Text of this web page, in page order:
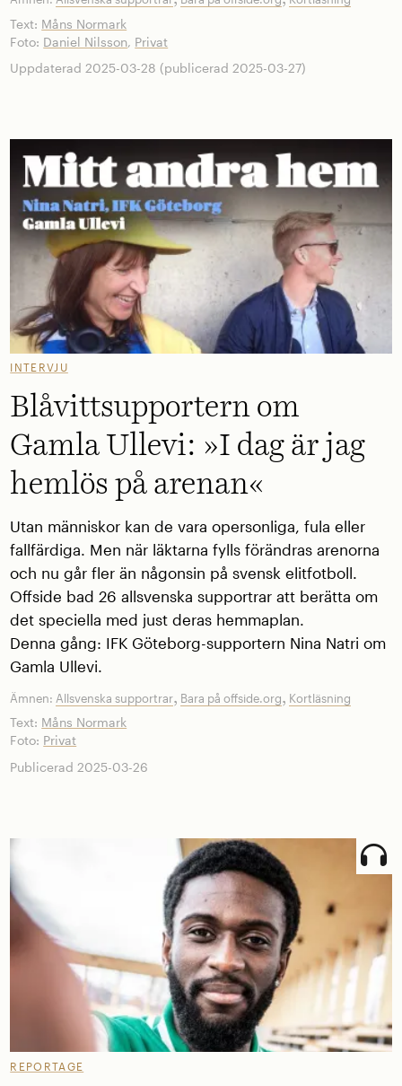
Text: Måns Normark
Foto: Daniel Nilsson, Privat
Uppdaterad 2025-03-28 (publicerad 2025-03-27)
INTERVJU
Blåvittsupportern om
Gamla Ullevi: »I dag är jag
hemlös på arenan«
Utan människor kan de vara opersonliga, fula eller
fallfärdiga. Men när läktarna fylls förändras arenorna
och nu går fler än någonsin på svensk elitfotboll.
Offside bad 26 allsvenska supportrar att berätta om
det speciella med just deras hemmaplan.
Denna gång: IFK Göteborg-supportern Nina Natri om
Gamla Ullevi.
Ämnen: Allsvenska supportrar, Bara på offside.org, Kortläsning
Text: Måns Normark
Foto: Privat
Publicerad 2025-03-26
REPORTAGE